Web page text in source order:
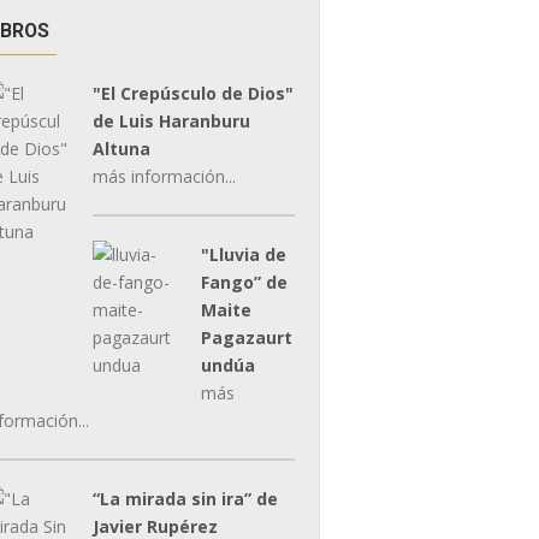
"El Crepúsculo de Dios"
de Luis Haranburu
Altuna
más información...
"Lluvia de
Fango” de
Maite
Pagazaurt
undúa
más
“La mirada sin ira” de
Javier Rupérez